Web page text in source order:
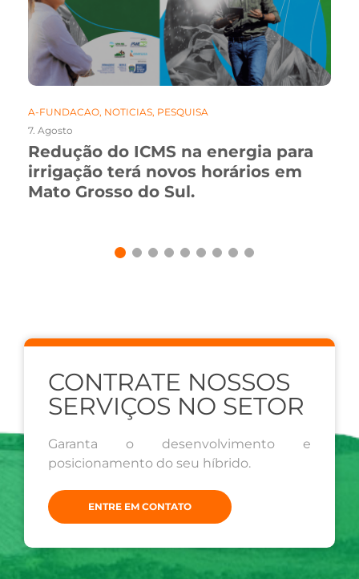
A-FUNDACAO, NOTICIAS, PESQUISA
7. Agosto
Redução do ICMS na energia para
irrigação terá novos horários em
Mato Grosso do Sul.
CONTRATE NOSSOS
SERVIÇOS NO SETOR
Garanta o desenvolvimento e
posicionamento do seu híbrido.
ENTRE EM CONTATO